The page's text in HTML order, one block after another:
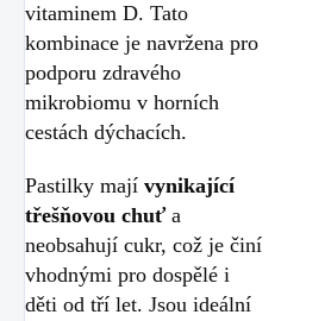
vitaminem D. Tato
kombinace je navržena pro
podporu zdravého
mikrobiomu v horních
cestách dýchacích.
Pastilky mají vynikající
třešňovou chuťa
neobsahují cukr, což je činí
vhodnými pro dospělé i
děti od tří let. Jsou ideální